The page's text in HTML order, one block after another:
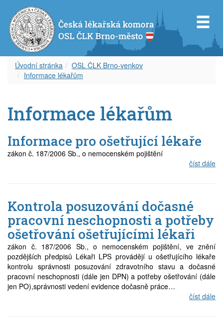
Úvodní stránka
OSL ČLK Brno-venkov
Informace lékařům
Informace lékařům
Informace pro ošetřující lékaře
zákon č. 187/2006 Sb., o nemocenském pojištění
číst dále
Kontrola posuzování dočasné
pracovní neschopnosti a potřeby
ošetřování ošetřujícími lékaři
zákon č. 187/2006 Sb., o nemocenském pojištění, ve znění
pozdějších předpisů Lékaři LPS provádějí u ošetřujícího lékaře
kontrolu správnosti posuzování zdravotního stavu a dočasné
pracovní neschopnosti (dále jen DPN) a potřeby ošetřování (dále
jen PO),správnosti vedení evidence dočasně práce…
číst dále
Revizní komise OS ČLK Brno-město
Čestná rada OS ČLK Brno-město
Delegáti sjezdu ČLK
Vzdělávací akce
Věstník ČLK
Etický kodex
Aktuality
Zápisy z okresního shromáždění
Informace lékařům
Aktuální inzerce
Volná místa – nabídka
Volná místa – poptávka
Zástupy – poptávka
Prodej
Pronájem a prodej ordinací
Převzetí praxe
Odkazy
Časopis
Covid-19